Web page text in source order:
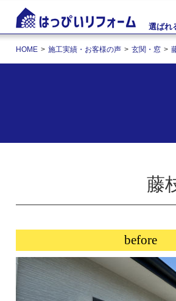
選ばれ
HOME 施工実績・お客様の声 玄関・窓
藤
before